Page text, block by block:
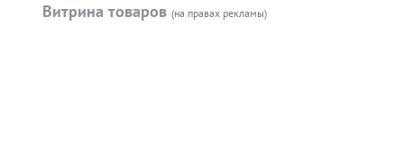
Витрина товаров (на правах рекламы)